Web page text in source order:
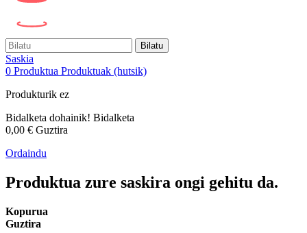
Bilatu
Saskia
0 Produktua Produktuak (hutsik)
Produkturik ez
Bidalketa dohainik! Bidalketa
0,00 € Guztira
Ordaindu
Produktua zure saskira ongi gehitu da.
Kopurua
Guztira